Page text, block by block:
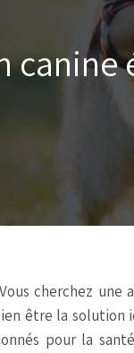
cherchez une
être la solution
pour la